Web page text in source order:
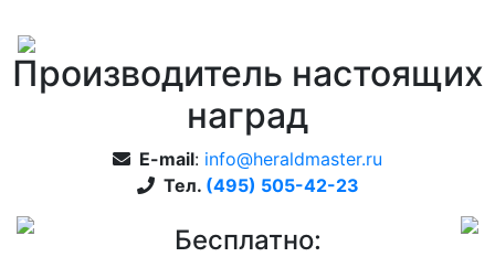
Производитель настоящих
наград
E-mail: info@heraldmaster.ru
Тел. (495) 505-42-23
Бесплатно: